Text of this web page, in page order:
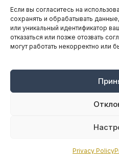
Если вы согласитесь на
сохранять и обрабатывать
или уникальный идентификатор
отказаться или позже отозвать
могут работать некорректно или
Privacy Policy
ARTICLES IN
НАВИГАЦИЯ
Оплата онлайн